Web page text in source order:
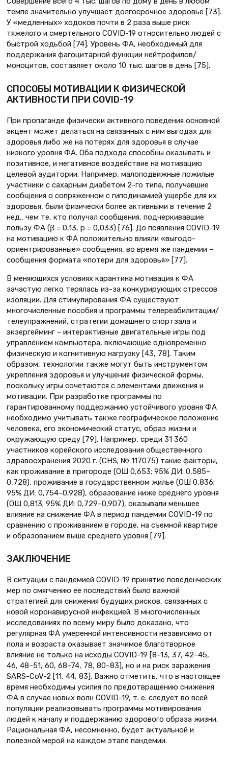
темпе значительно улучшает долгосрочное здоровье [73].
У «медленных» ходоков почти в 2 раза выше риск
тяжелого и смертельного COVID-19 относительно людей с
быстрой ходьбой [74]. Уровень ФА, необходимый для
поддержания фагоцитарной функции нейтрофилов/
моноцитов, составляет около 10 тыс. шагов в день [75].
СПОСОБЫ МОТИВАЦИИ К ФИЗИЧЕСКОЙ
АКТИВНОСТИ ПРИ COVID-19
При пропаганде физически активного поведения основной
акцент может делаться на связанных с ним выгодах для
здоровья либо же на потерях для здоровья в случае
низкого уровня ФА. Оба подхода способны оказывать и
позитивное, и негативное воздействие на мотивацию
целевой аудитории. Например, малоподвижные пожилые
участники с сахарным диабетом 2-го типа, получавшие
сообщения о сопряженном с гиподинамией ущербе для их
здоровья, были физически более активными в течение 2
нед., чем те, кто получал сообщения, подчеркивавшие
пользу ФА (β = 0,13, p = 0,033) [76]. До появления COVID-19
на мотивацию к ФА положительно влияли «выгодо-
ориентрированные» сообщения, во время же пандемии –
сообщения формата «потери для здоровья» [77].
В меняющихся условиях карантина мотивация к ФА
зачастую легко терялась из-за конкурирующих стрессов
изоляции. Для стимулирования ФА существуют
многочисленные пособия и программы телереабилитации/
телеупражнений, стратегии домашнего спортзала и
экзергейминг – интерактивные двигательные игры под
управлением компьютера, включающие одновременно
физическую и когнитивную нагрузку [43, 78]. Таким
образом, технологии также могут быть инструментом
укрепления здоровья и улучшения физической формы,
поскольку игры сочетаются с элементами движения и
мотивации. При разработке программы по
гарантированному поддержанию устойчивого уровня ФА
необходимо учитывать также географическое положение
человека, его экономический статус, образ жизни и
окружающую среду [79]. Например, среди 31 360
участников корейского исследования общественного
здравоохранения 2020 г. (CHS; № 117075) такие факторы,
как проживание в пригороде (OШ 0,653; 95% ДИ: 0,585–
0,728), проживание в государственном жилье (OШ 0,836;
95% ДИ: 0,754–0,928), образование ниже среднего уровня
(OШ 0,813; 95% ДИ: 0,729–0,907), оказывали меньшее
влияние на снижение ФА в период пандемии COVID-19 по
сравнению с проживанием в городе, на съемной квартире
и образованием выше среднего уровня [79].
ЗАКЛЮЧЕНИЕ
В ситуации с пандемией COVID-19 принятие поведенческих
мер по смягчению ее последствий было важной
стратегией для снижения будущих рисков, связанных с
новой коронавирусной инфекцией. В многочисленных
исследованиях по всему миру было доказано, что
регулярная ФА умеренной интенсивности независимо от
пола и возраста оказывает значимое благотворное
влияние не только на исходы COVID-19 [8–13, 37, 42–45,
46, 48–51, 60, 68–74, 78, 80–83], но и на риск заражения
SARS-CoV-2 [11, 44, 83]. Важно отметить, что в настоящее
время необходимы усилия по предотвращению снижения
ФА в случае новых волн COVID-19, т. е. следует во всей
популяции реализовывать программы мотивирования
людей к началу и поддержанию здорового образа жизни.
Рациональная ФА, несомненно, будет актуальной и
полезной мерой на каждом этапе пандемии.